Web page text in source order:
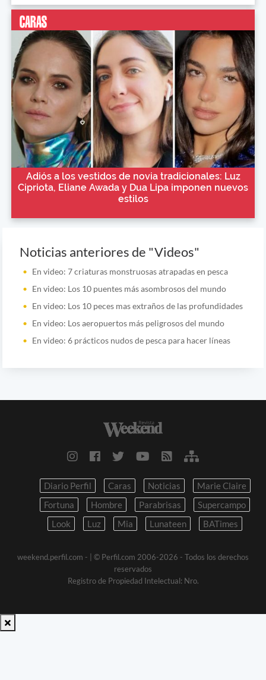
Adiós a los vestidos de novia tradicionales: Luz
Cipriota, Eliane Awada y Dua Lipa imponen nuevos
estilos
Noticias anteriores de "Videos"
En video: 7 criaturas monstruosas atrapadas en pesca
En video: Los 10 puentes más asombrosos del mundo
En video: Los 10 peces mas extraños de las profundidades
En video: Los aeropuertos más peligrosos del mundo
En video: 6 prácticos nudos de pesca para hacer líneas
Diario Perfil Caras Noticias
Marie Claire
Fortuna
Hombre Parabrisas
Supercampo
Look
Luz Mia Lunateen BATimes
weekend.perfil.com -
| © Perfil.com 2006-2026 - Todos los derechos
reservados
Registro de Propiedad Intelectual: Nro.